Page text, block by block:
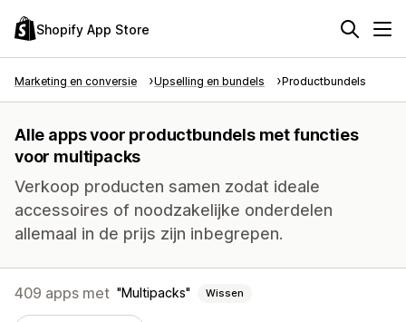
Shopify App Store
Marketing en conversie Upselling en bundels Productbundels
Alle apps voor productbundels met functies
voor multipacks
Verkoop producten samen zodat ideale
accessoires of noodzakelijke onderdelen
allemaal in de prijs zijn inbegrepen.
409 apps met Multipacks Wissen